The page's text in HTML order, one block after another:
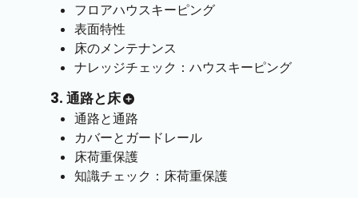
フロアハウスキーピング
表面特性
床のメンテナンス
ナレッジチェック：ハウスキーピング
3. 通路と床
通路と通路
カバーとガードレール
床荷重保護
知識チェック：床荷重保護